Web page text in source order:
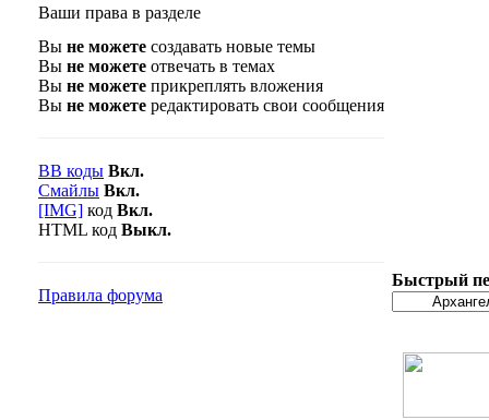
Ваши права в разделе
Вы не можете создавать новые темы
Вы не можете отвечать в темах
Вы не можете прикреплять вложения
Вы не можете редактировать свои сообщения
BB коды Вкл.
Смайлы Вкл.
[IMG] код Вкл.
HTML код Выкл.
Правила форума
Быстрый